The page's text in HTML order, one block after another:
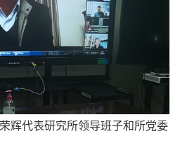
代表研究所领导班子和所党委